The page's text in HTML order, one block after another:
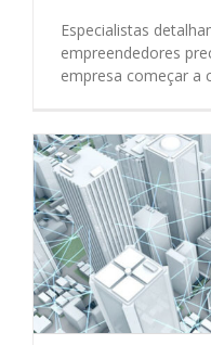
Especialistas
empreendedores
empresa começar a